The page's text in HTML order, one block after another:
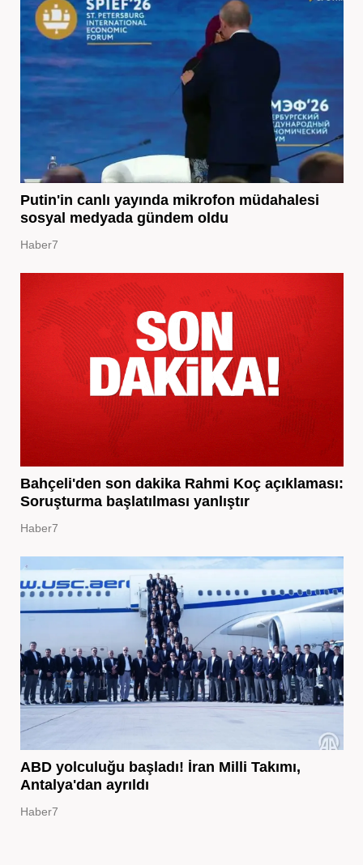
Putin'in canlı yayında mikrofon müdahalesi
sosyal medyada gündem oldu
Haber7
Bahçeli'den son dakika Rahmi Koç açıklaması:
Soruşturma başlatılması yanlıştır
Haber7
ABD yolculuğu başladı! İran Milli Takımı,
Antalya'dan ayrıldı
Haber7